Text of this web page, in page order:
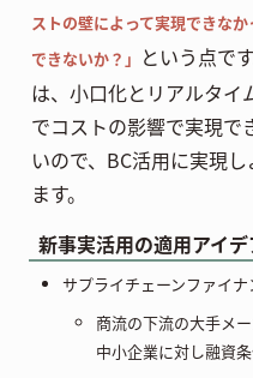
ストの壁によって実現できな
できないか？」 という点で
は、小口化とリアルタイ
でコストの影響で実現で
いので、BC活用に実現
ます。
新事実活用の適用アイデ
サプライチェーンファイナ
商流の下流の大手メ
中小企業に対し融資